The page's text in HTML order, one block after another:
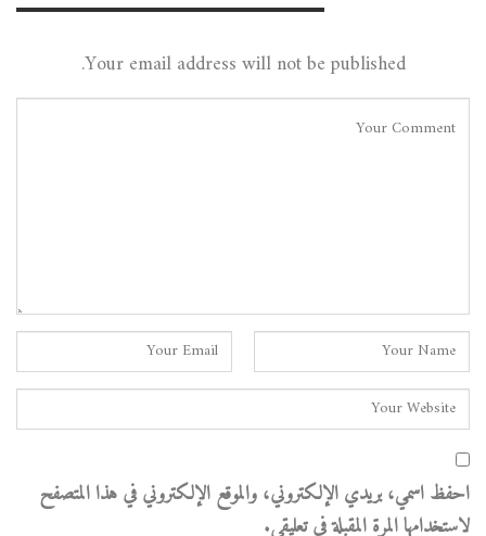
Your email address will not be published.
احفظ اسمي، بريدي الإلكتروني، والموقع الإلكتروني في هذا المتصفح
لاستخدامها المرة المقبلة في تعليقي.